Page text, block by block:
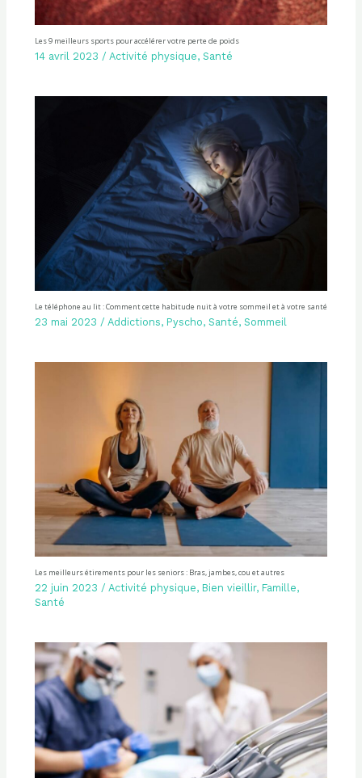
Les 9 meilleurs sports pour accélérer votre perte de poids
14 avril 2023 / Activité physique, Santé
Le téléphone au lit : Comment cette habitude nuit à votre sommeil et à votre santé
23 mai 2023 / Addictions, Pyscho, Santé, Sommeil
Les meilleurs étirements pour les seniors : Bras, jambes, cou et autres
22 juin 2023 / Activité physique, Bien vieillir, Famille,
Santé